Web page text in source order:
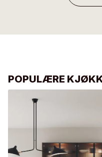
POPULÆRE